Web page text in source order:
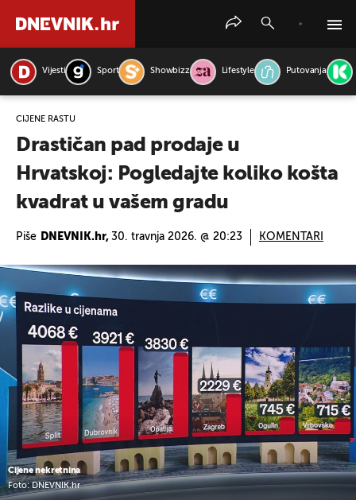
Vijesti Sport Showbizz Lifestyle Putovanja
CIJENE RASTU
Drastičan pad prodaje u
Hrvatskoj: Pogledajte koliko košta
kvadrat u vašem gradu
Piše DNEVNIK.hr, 30. travnja 2026. @ 20:23 KOMENTARI
Cijene nekretnina
Foto: DNEVNIK.hr
PRETRAŽITE VIJESTI